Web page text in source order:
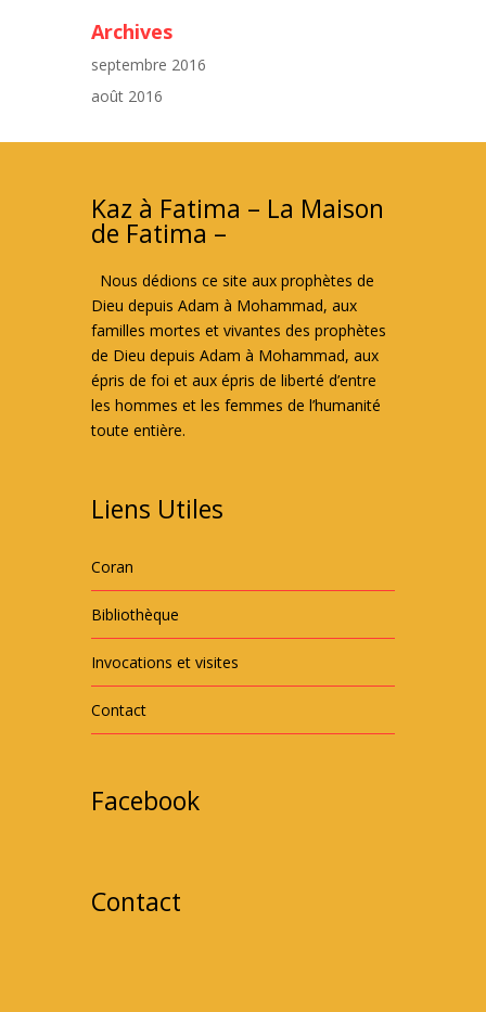
Archives
septembre 2016
août 2016
Kaz à Fatima – La Maison
de Fatima –
Nous dédions ce site aux prophètes de
Dieu depuis Adam à Mohammad, aux
familles mortes et vivantes des prophètes
de Dieu depuis Adam à Mohammad, aux
épris de foi et aux épris de liberté d’entre
les hommes et les femmes de l’humanité
toute entière.
Liens Utiles
Coran
Bibliothèque
Invocations et visites
Contact
Facebook
Contact